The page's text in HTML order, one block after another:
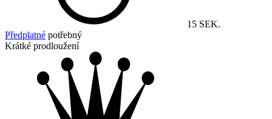
15 SEK.
Předplatné potřebný
Krátké prodloužení